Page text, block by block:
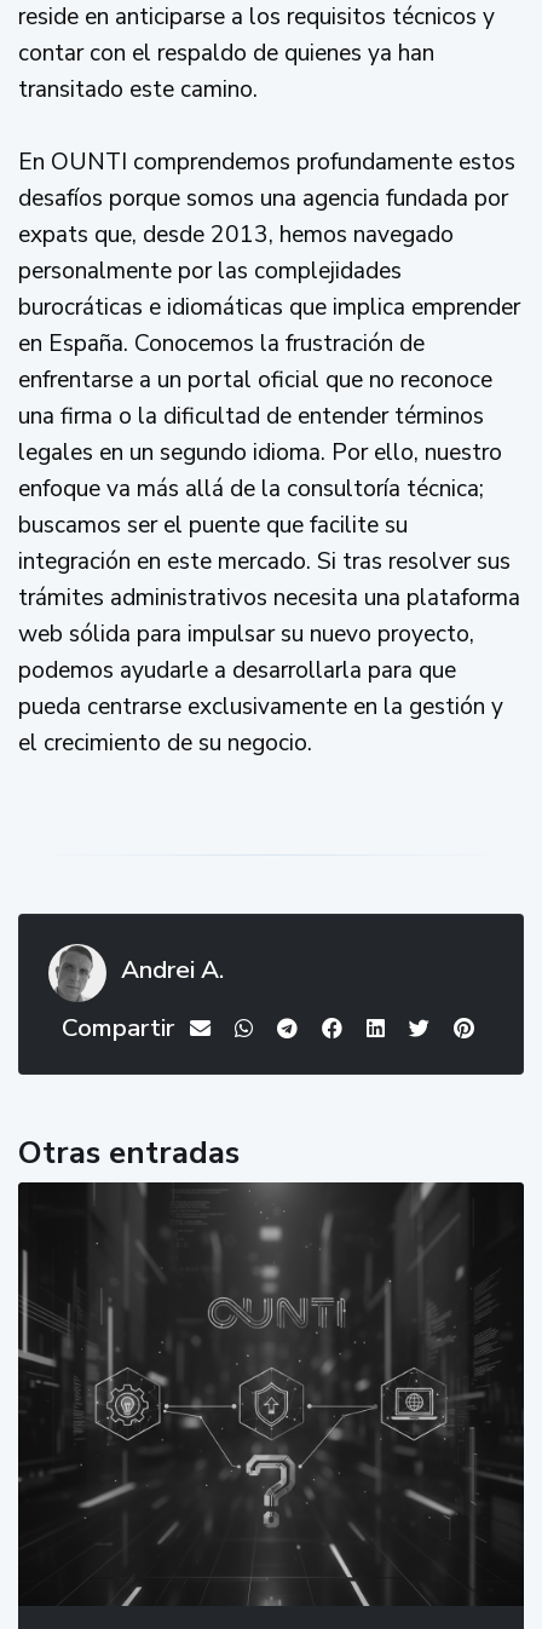
reside en anticiparse a los requisitos técnicos y
contar con el respaldo de quienes ya han
transitado este camino.
En OUNTI comprendemos profundamente estos
desafíos porque somos una agencia fundada por
expats que, desde 2013, hemos navegado
personalmente por las complejidades
burocráticas e idiomáticas que implica emprender
en España. Conocemos la frustración de
enfrentarse a un portal oficial que no reconoce
una firma o la dificultad de entender términos
legales en un segundo idioma. Por ello, nuestro
enfoque va más allá de la consultoría técnica;
buscamos ser el puente que facilite su
integración en este mercado. Si tras resolver sus
trámites administrativos necesita una plataforma
web sólida para impulsar su nuevo proyecto,
podemos ayudarle a desarrollarla para que
pueda centrarse exclusivamente en la gestión y
el crecimiento de su negocio.
Andrei A.
Compartir
Otras entradas